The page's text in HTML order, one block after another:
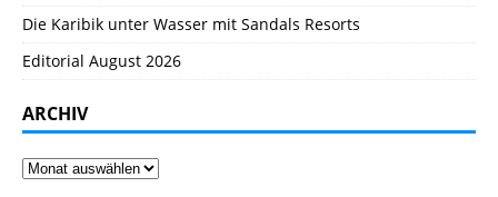
Die Karibik unter Wasser mit Sandals Resorts
Editorial August 2026
ARCHIV